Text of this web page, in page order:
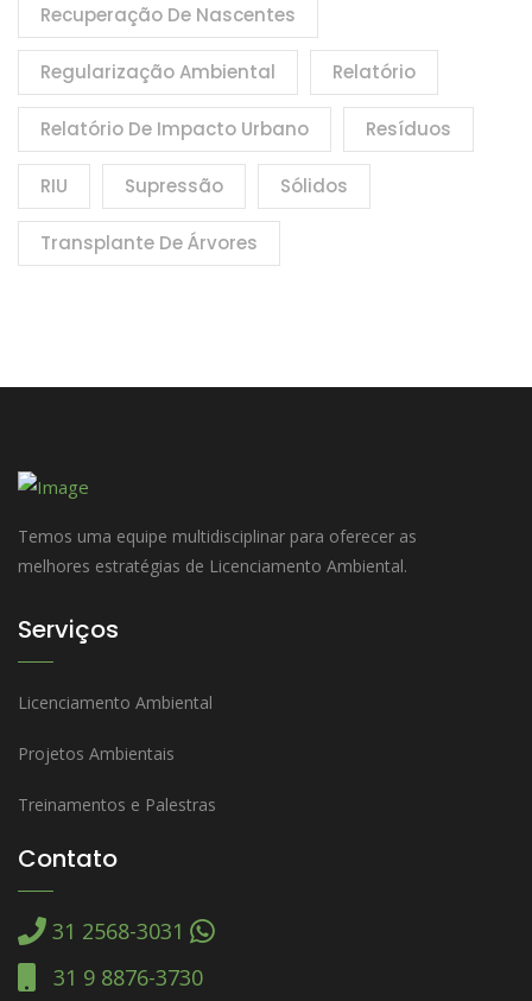
Recuperação De Nascentes
Regularização Ambiental Relatório
Relatório De Impacto Urbano Resíduos
RIU Supressão Sólidos
Transplante De Árvores
Temos uma equipe multidisciplinar para oferecer as
melhores estratégias de Licenciamento Ambiental.
Serviços
Licenciamento Ambiental
Projetos Ambientais
Treinamentos e Palestras
Contato
31 2568-3031
31 9 8876-3730